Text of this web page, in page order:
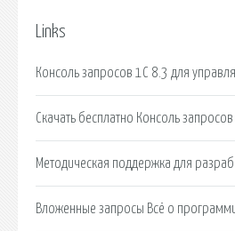
Links
Консоль запросов 1С 8.3 для
Скачать бесплатно Консоль
Методическая поддержка для
Вложенные запросы Всё о